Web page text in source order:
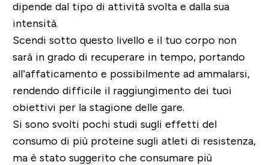
dipende dal tipo di attività svolta e dalla sua
intensità.
Scendi sotto questo livello e il tuo corpo non
sarà in grado di recuperare in tempo, portando
all’affaticamento e possibilmente ad ammalarsi,
rendendo difficile il raggiungimento dei tuoi
obiettivi per la stagione delle gare.
Si sono svolti pochi studi sugli effetti del
consumo di più proteine sugli atleti di resistenza,
ma è stato suggerito che consumare più